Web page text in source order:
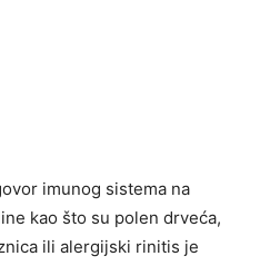
imunog sistema na
kao što su polen drveća,
ili alergijski rinitis je